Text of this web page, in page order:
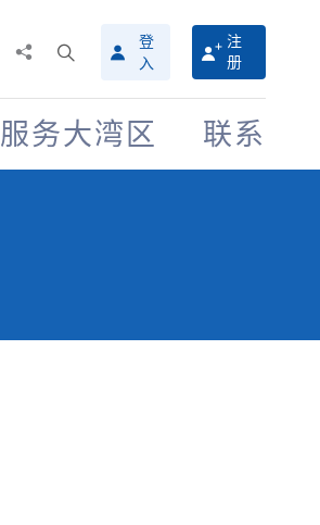
搜
寻
介
面
登
入
注
册
服务大湾区 联系